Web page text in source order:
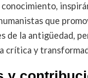
que
de la antigüedad,
crítica y